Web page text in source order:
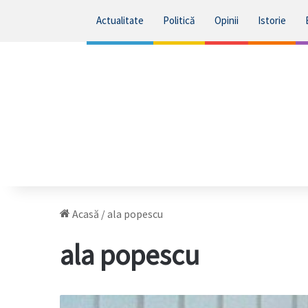
Actualitate Politică Opinii Istorie
Acasă /ala popescu
ala popescu